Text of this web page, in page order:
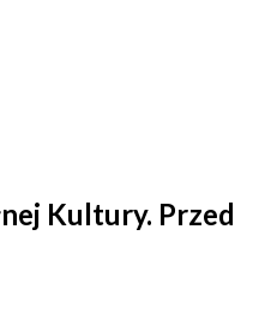
Kultury. Przed